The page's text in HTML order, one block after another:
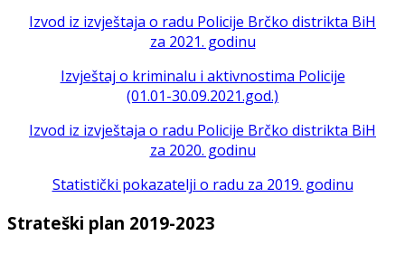
Izvod iz izvještaja o radu Policije Brčko distrikta BiH
za 2021. godinu
Izvještaj o kriminalu i aktivnostima Policije
(01.01-30.09.2021.god.)
Izvod iz izvještaja o radu Policije Brčko distrikta BiH
za 2020. godinu
Statistički pokazatelji o radu za 2019. godinu
Strateški plan 2019-2023